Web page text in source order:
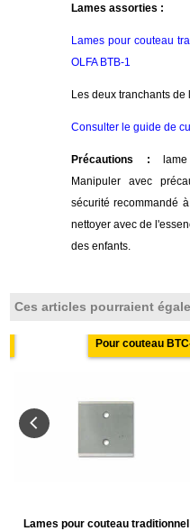
Lames assorties :
Lames pour couteau
OLFA BTB-1
Les deux tranchants de
Consulter le guide de
Précautions : lame
Manipuler avec
sécurité recommandé
nettoyer avec de
des enfants.
Ces articles pourraient
Pour couteau
Lames pour couteau traditionnel